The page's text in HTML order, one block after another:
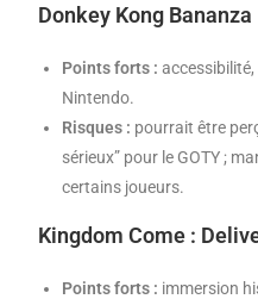
Donkey Kong Bananza
Points forts :
Nintendo.
Risques : pourrait être
sérieux” pour le GOTY ;
certains joueurs.
Kingdom Come :
Points forts : immersion